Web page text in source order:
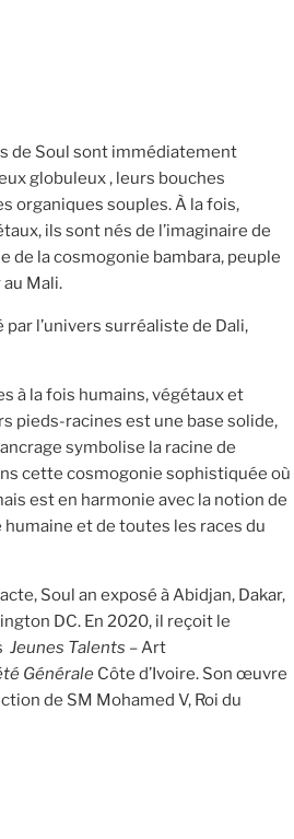
de Soul sont immédiatement
globuleux , leurs bouches
organiques souples. À la fois,
ils sont nés de l’imaginaire de
de la cosmogonie bambara, peuple
Mali.
l’univers surréaliste de Dali,
à la fois humains, végétaux et
pieds-racines est une base solide,
symbolise la racine de
cette cosmogonie sophistiquée où
est en harmonie avec la notion de
humaine et de toutes les races du
Soul an exposé à Abidjan, Dakar,
DC. En 2020, il reçoit le
Jeunes Talents –Art
Générale Côte d’Ivoire. Son œuvre
de SM Mohamed V, Roi du